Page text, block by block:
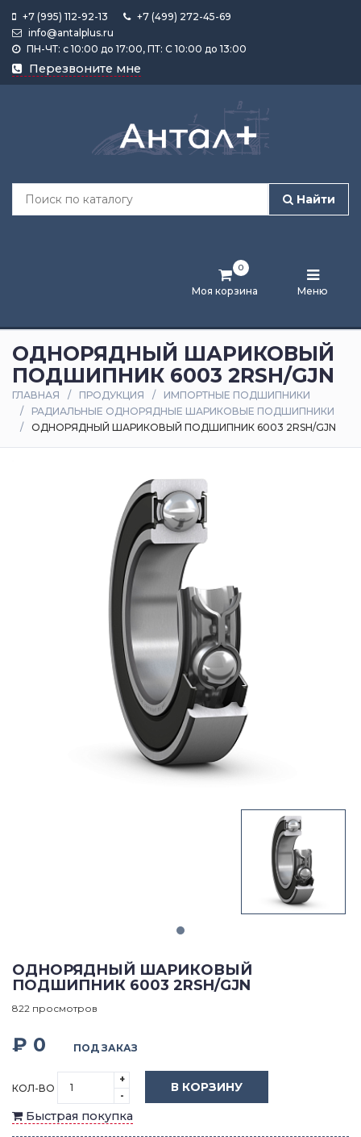
+7 (995) 112-92-13
+7 (499) 272-45-69
info@antalplus.ru
ПН-ЧТ: с 10:00 до 17:00, ПТ: С 10:00 до 13:00
Перезвоните мне
Найти
Моя корзина
0
Меню
Каталог
продукции
Лента
и
статьи
Оплата
доставка
ОДНОРЯДНЫЙ ШАРИКОВЫЙ
ПОДШИПНИК 6003 2RSH/GJN
ГЛАВНАЯ ПРОДУКЦИЯ
ИМПОРТНЫЕ ПОДШИПНИКИ
РАДИАЛЬНЫЕ ОДНОРЯДНЫЕ ШАРИКОВЫЕ ПОДШИПНИКИ
ОДНОРЯДНЫЙ ШАРИКОВЫЙ ПОДШИПНИК 6003 2RSH/GJN
ОДНОРЯДНЫЙ ШАРИКОВЫЙ
ПОДШИПНИК 6003 2RSH/GJN
822 просмотров
₽ 0 ПОД ЗАКАЗ
КОЛ-ВО
+
-
В КОРЗИНУ
Быстрая покупка